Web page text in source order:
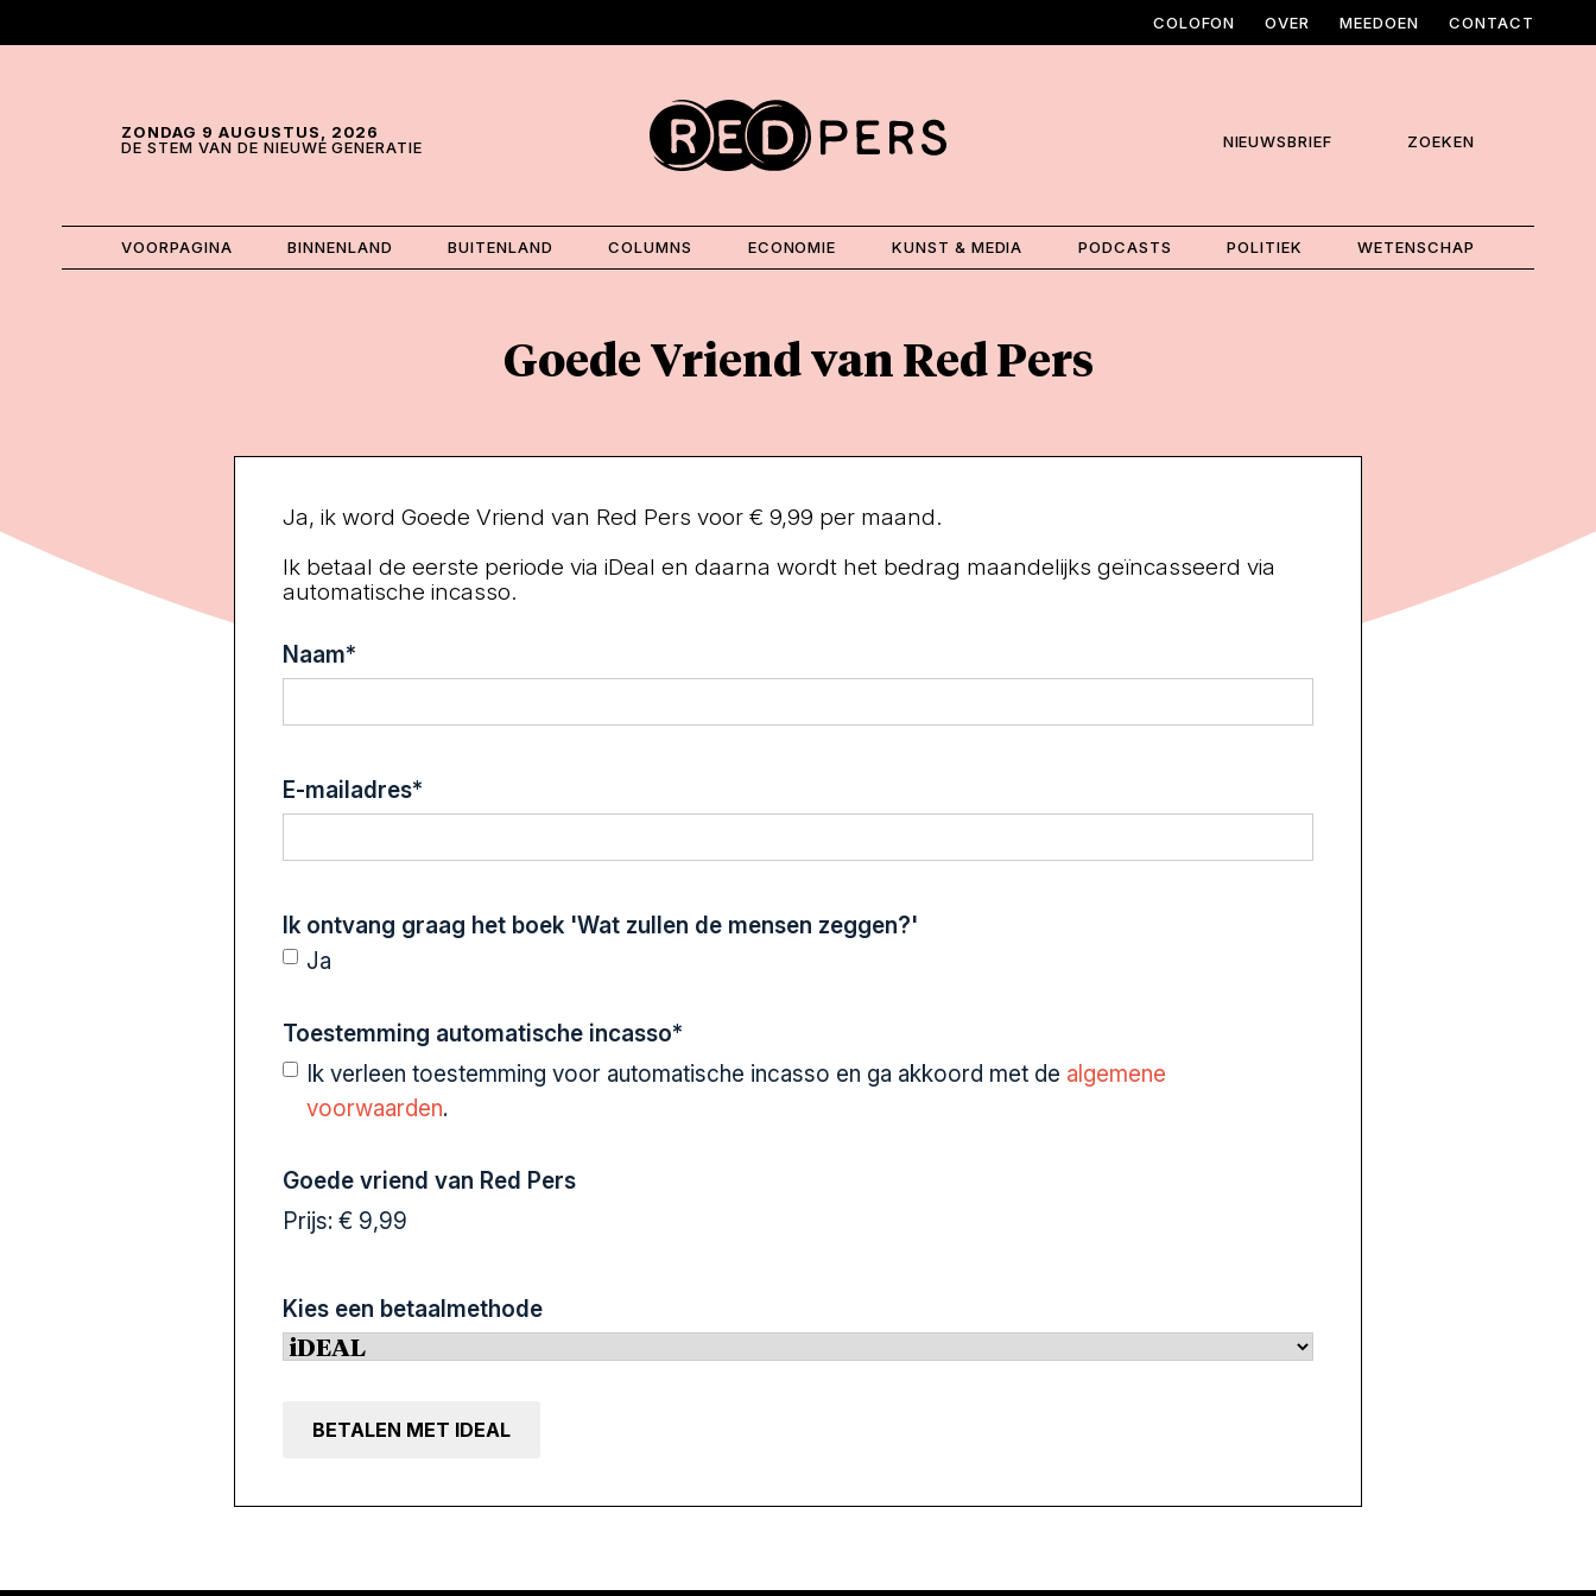
COLOFON OVER MEEDOEN CONTACT
ZONDAG 9 AUGUSTUS, 2026
DE STEM VAN DE NIEUWE GENERATIE
NIEUWSBRIEF ZOEKEN
VOORPAGINA BINNENLAND BUITENLAND COLUMNS ECONOMIE KUNST & MEDIA PODCASTS POLITIEK WETENSCHAP
Goede Vriend van Red Pers
Ja, ik word Goede Vriend van Red Pers voor € 9,99 per maand.
Ik betaal de eerste periode via iDeal en daarna wordt het bedrag maandelijks geïncasseerd via
automatische incasso.
Naam*
E-mailadres*
Ik ontvang graag het boek 'Wat zullen de mensen zeggen?'
Ja
Toestemming automatische incasso*
Ik verleen toestemming voor automatische incasso en ga akkoord met de algemene
voorwaarden.
Goede vriend van Red Pers
Prijs:
Kies een betaalmethode